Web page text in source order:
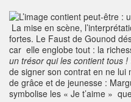
La mise en scène,
fortes. Le Faust de Gounod
car elle englobe tout : la
un trésor qui les contient tous !
de signer son contrat en ne lui
de grâce et de jeunesse :
symbolise les « Je t’aime »